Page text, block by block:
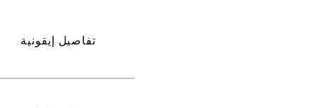
تفاصيل إيقونية